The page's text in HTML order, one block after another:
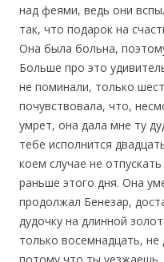
над феями, ведь они
так, что подарок на
Она была больна,
Больше про это
не поминали, только
почувствовала, что,
умрет, она дала мне ту
тебе исполнится
коем случае не
раньше этого дня. Она
продолжал Бенезар,
дудочку на длинной
только восемнадцать,